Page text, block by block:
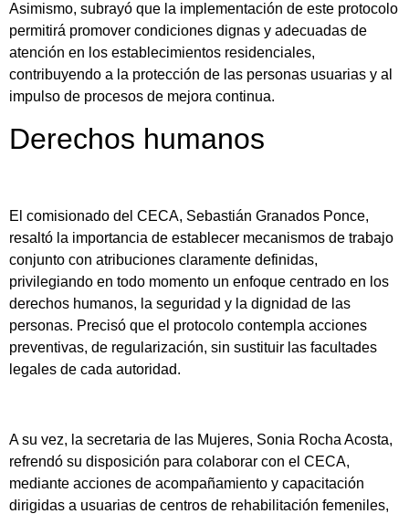
Asimismo, subrayó que la implementación de este protocolo
permitirá promover condiciones dignas y adecuadas de
atención en los establecimientos residenciales,
contribuyendo a la protección de las personas usuarias y al
impulso de procesos de mejora continua.
Derechos humanos
El comisionado del CECA, Sebastián Granados Ponce,
resaltó la importancia de establecer mecanismos de trabajo
conjunto con atribuciones claramente definidas,
privilegiando en todo momento un enfoque centrado en los
derechos humanos, la seguridad y la dignidad de las
personas. Precisó que el protocolo contempla acciones
preventivas, de regularización, sin sustituir las facultades
legales de cada autoridad.
A su vez, la secretaria de las Mujeres, Sonia Rocha Acosta,
refrendó su disposición para colaborar con el CECA,
mediante acciones de acompañamiento y capacitación
dirigidas a usuarias de centros de rehabilitación femeniles,